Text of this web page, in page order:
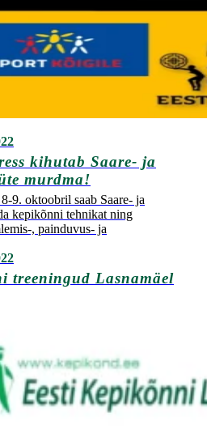
kihutab Saare- ja
murdma!
9. oktoobril saab Saare- ja
kepikõnni tehnikat ning
, painduvus- ja
treeningud Lasnamäel